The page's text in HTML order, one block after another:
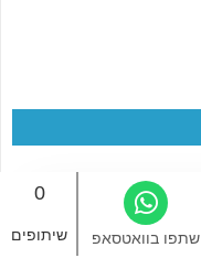
0
שיתופים שתפו בוואטסאפ